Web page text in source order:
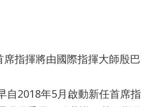
指揮將由國際指揮大師殷
2018年5月啟動新任首席